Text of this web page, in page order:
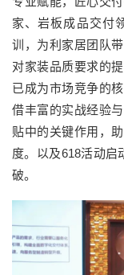
家、岩板成品交付
训，为利家居团队
对家装品质要求的
已成为市场竞争的
借丰富的实战经验
贴中的关键作用，
度。以及618活动启
破。